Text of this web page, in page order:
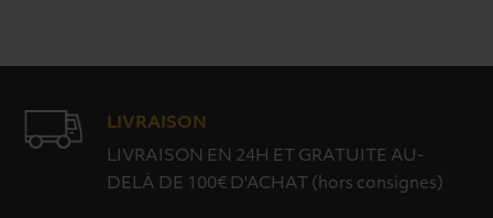
LIVRAISON
LIVRAISON EN 24H ET GRATUITE AU-
DELÀ DE 100€ D'ACHAT (hors consignes)